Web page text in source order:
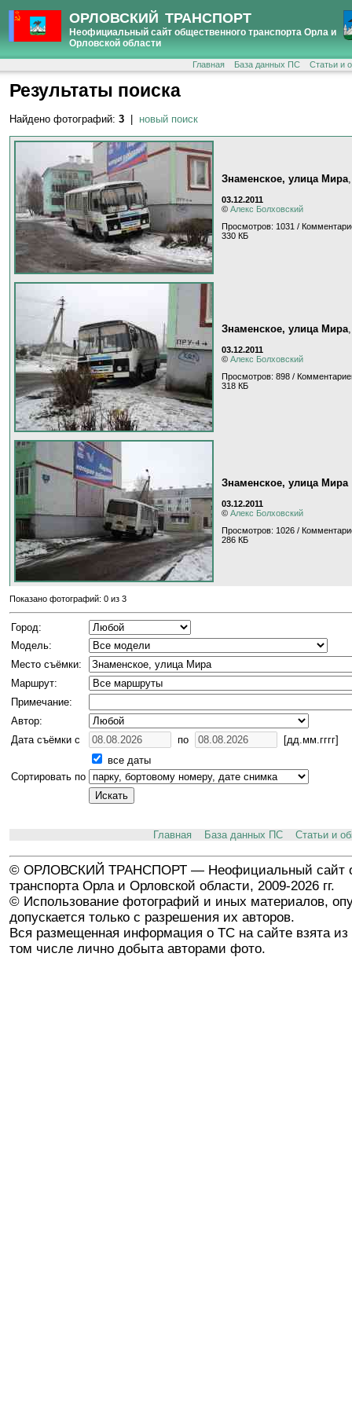
ОРЛОВСКИЙ ТРАНСПОРТ
Неофициальный сайт общественного транспорта Орла и
Орловской области
Главная База данных ПС Статьи и
Результаты поиска
Найдено фотографий: 3 новый поиск
Знаменское, улица Мира
03.12.2011
© Алекс Болховский
Просмотров: 1031 /
330 КБ
Знаменское, улица Мира
03.12.2011
© Алекс Болховский
Просмотров: 898 /
318 КБ
Знаменское, улица Мира
03.12.2011
© Алекс Болховский
Просмотров: 1026 /
286 КБ
Показано фотографий: 0 из 3
Город:
Модель:
Место съёмки:
Маршрут:
Примечание:
Автор:
Дата съёмки с
по
[дд.мм.гггг]
все даты
Сортировать по
Главная База данных ПС Статьи и
© ОРЛОВСКИЙ ТРАНСПОРТ — Неофициальный сайт
транспорта Орла и Орловской области, 2009-2026 гг.
© Использование фотографий и иных материалов,
допускается только с разрешения их авторов.
Вся размещенная информация о ТС на сайте взята из
том числе лично добыта авторами фото.